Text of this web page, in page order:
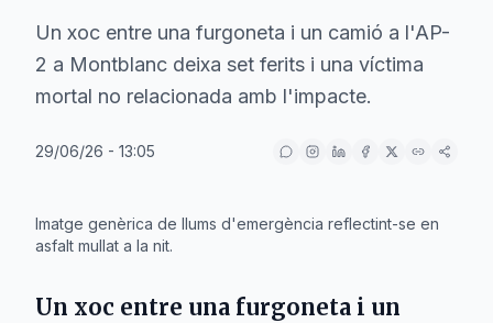
Un xoc entre una furgoneta i un camió a l'AP-
2 a Montblanc deixa set ferits i una víctima
mortal no relacionada amb l'impacte.
29/06/26 - 13:05
Imatge genèrica de llums d'emergència reflectint-se en
asfalt mullat a la nit.
Un xoc entre una furgoneta i un